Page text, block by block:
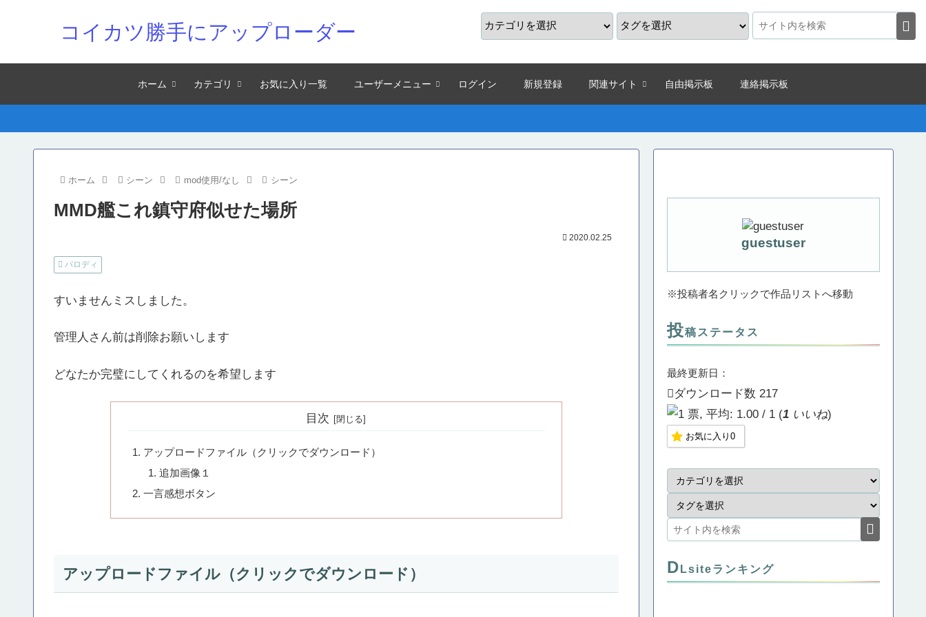
コイカツ勝手にアップローダー
ホーム カテゴリ お気に入り一覧 ユーザーメニュー ログイン 新規登録 関連サイト 自由掲示板 連絡掲示板
ホーム シーン mod使用/なし シーン
MMD艦これ鎮守府似せた場所
2020.02.25
パロディ
すいませんミスしました。
管理人さん前は削除お願いします
どなたか完璧にしてくれるのを希望します
目次
アップロードファイル（クリックでダウンロード）
追加画像１
一言感想ボタン
アップロードファイル（クリックでダウンロード）
guestuser
※投稿者名クリックで作品リストへ移動
投稿ステータス
最終更新日：
ダウンロード数 217
(1いいね)
お気に入り0
D Lsiteランキング